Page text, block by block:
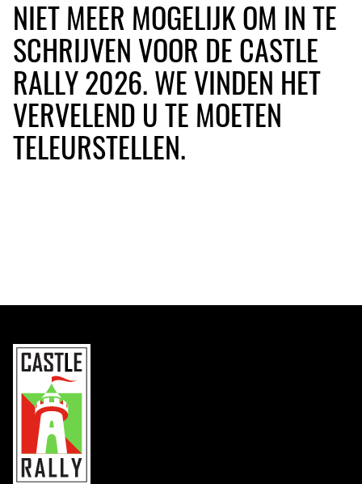
NIET MEER MOGELIJK OM IN TE
SCHRIJVEN VOOR DE CASTLE
RALLY 2026. WE VINDEN HET
VERVELEND U TE MOETEN
TELEURSTELLEN.